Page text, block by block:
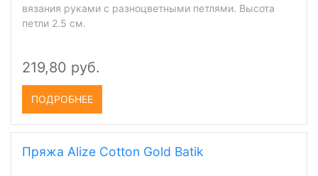
вязания руками с разноцветными петлями. Высота
петли 2.5 см.
219,80 руб.
ПОДРОБНЕЕ
Пряжа Alize Cotton Gold Batik